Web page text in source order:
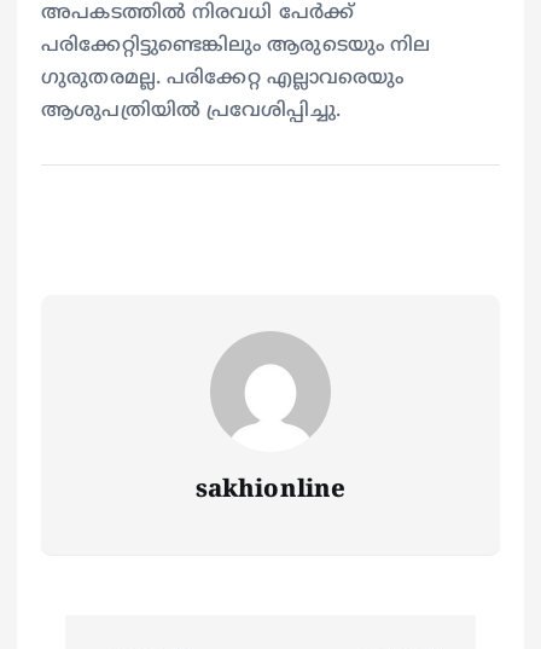
അപകടത്തില്‍ നിരവധി പേർക്ക്
പരിക്കേറ്റിട്ടുണ്ടെങ്കിലും ആരുടെയും നില ​
ഗുരുതരമല്ല. പരിക്കേറ്റ എല്ലാവരെയും
ആശുപത്രിയില്‍ പ്രവേശിപ്പിച്ചു.
sakhionline